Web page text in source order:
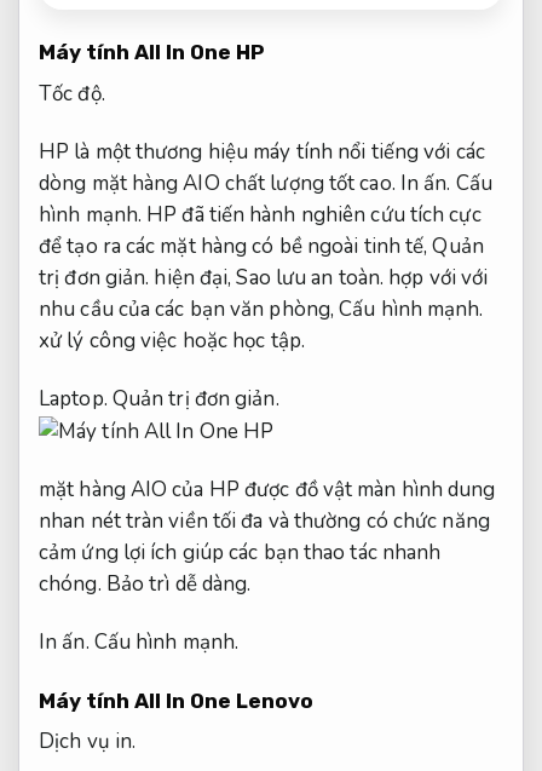
Máy tính All In One HP
Tốc độ.
HP là một thương hiệu máy tính nổi tiếng với các
dòng mặt hàng AIO chất lượng tốt cao. In ấn. Cấu
hình mạnh. HP đã tiến hành nghiên cứu tích cực
để tạo ra các mặt hàng có bề ngoài tinh tế,Quản
trị đơn giản. hiện đại,Sao lưu an toàn. hợp với với
nhu cầu của các bạn văn phòng,Cấu hình mạnh.
xử lý công việc hoặc học tập.
Laptop. Quản trị đơn giản.
mặt hàng AIO của HP được đồ vật màn hình dung
nhan nét tràn viền tối đa và thường có chức năng
cảm ứng lợi ích giúp các bạn thao tác nhanh
chóng. Bảo trì dễ dàng.
In ấn. Cấu hình mạnh.
Máy tính All In One Lenovo
Dịch vụ in.